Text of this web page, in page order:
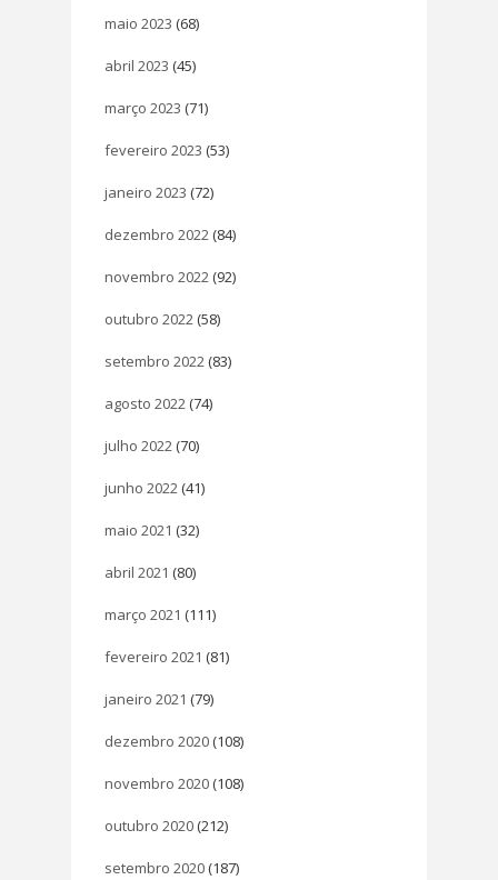
maio 2023 (68)
abril 2023 (45)
março 2023 (71)
fevereiro 2023 (53)
janeiro 2023 (72)
dezembro 2022 (84)
novembro 2022 (92)
outubro 2022 (58)
setembro 2022 (83)
agosto 2022 (74)
julho 2022 (70)
junho 2022 (41)
maio 2021 (32)
abril 2021 (80)
março 2021 (111)
fevereiro 2021 (81)
janeiro 2021 (79)
dezembro 2020 (108)
novembro 2020 (108)
outubro 2020 (212)
setembro 2020 (187)